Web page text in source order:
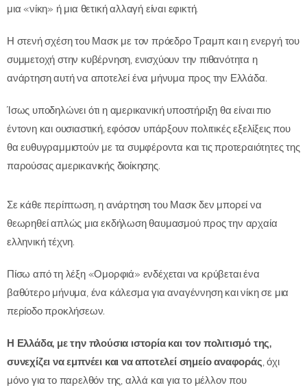
μια «νίκη» ή μια θετική αλλαγή είναι εφικτή.
Η στενή σχέση του Μασκ με τον πρόεδρο Τραμπ και η ενεργή του
συμμετοχή στην κυβέρνηση, ενισχύουν την πιθανότητα η
ανάρτηση αυτή να αποτελεί ένα μήνυμα προς την Ελλάδα.
Ίσως υποδηλώνει ότι η αμερικανική υποστήριξη θα είναι πιο
έντονη και ουσιαστική, εφόσον υπάρξουν πολιτικές εξελίξεις που
θα ευθυγραμμιστούν με τα συμφέροντα και τις προτεραιότητες της
παρούσας αμερικανικής διοίκησης.
Σε κάθε περίπτωση, η ανάρτηση του Μασκ δεν μπορεί να
θεωρηθεί απλώς μια εκδήλωση θαυμασμού προς την αρχαία
ελληνική τέχνη.
Πίσω από τη λέξη «Ομορφιά» ενδέχεται να κρύβεται ένα
βαθύτερο μήνυμα, ένα κάλεσμα για αναγέννηση και νίκη σε μια
περίοδο προκλήσεων.
Η Ελλάδα, με την πλούσια ιστορία και τον πολιτισμό της,
συνεχίζει να εμπνέει και να αποτελεί σημείο αναφοράς, όχι
μόνο για το παρελθόν της, αλλά και για το μέλλον που